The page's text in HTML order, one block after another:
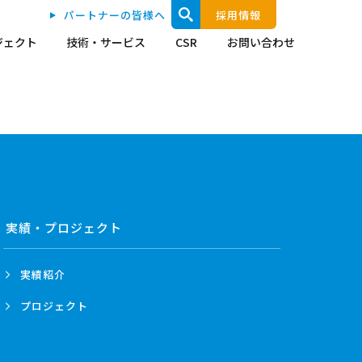
クト 技術・サービス CSR お問い合わせ
パートナーの皆様へ 採用情報
実績・プロジェクト
実績紹介
プロジェクト